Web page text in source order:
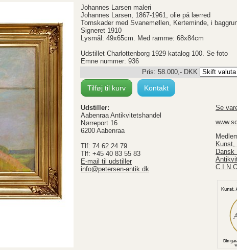
Johannes Larsen maleri
Johannes Larsen, 1867-1961, olie på lærred
Tornskader med Svanemøllen, Kerteminde, i
Signeret 1910
Lysmål: 49x65cm. Med ramme: 68x84cm
Udstillet Charlottenborg 1929 katalog 100. Se foto
Emne nummer: 936
Pris: 58.000,- DKK
Tilføj til kurv Kontakt
Udstiller:
Aabenraa Antikvitetshandel
Nørreport 16
6200 Aabenraa
Tlf: 74 62 24 79
Tlf: +45 40 83 55 83
E-mail til udstiller
info@petersen-antik.dk
Se
Kunst,
Dansk